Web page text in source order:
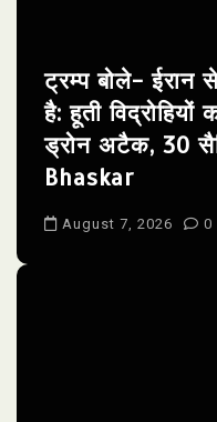
ट्रम्प बोले-
है: हूती
ड्रोन अटैक, 30
Bhaskar
August 7, 2026 0